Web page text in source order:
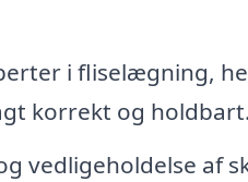
i fliselægning,
korrekt og holdbart.
vedligeholdelse af